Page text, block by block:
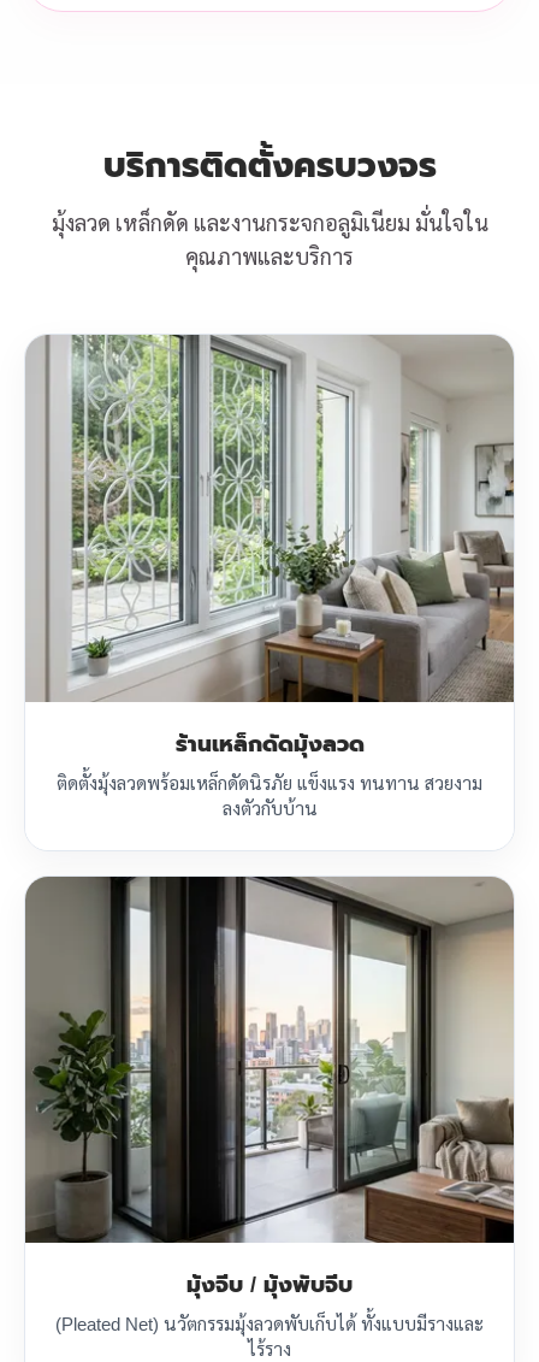
บริการติดตั้งครบวงจร
มุ้งลวด เหล็กดัด และงานกระจกอลูมิเนียม มั่นใจใน
คุณภาพและบริการ
ร้านเหล็กดัดมุ้งลวด
ติดตั้งมุ้งลวดพร้อมเหล็กดัดนิรภัย แข็งแรง ทนทาน สวยงาม
ลงตัวกับบ้าน
มุ้งจีบ / มุ้งพับจีบ
(Pleated Net) นวัตกรรมมุ้งลวดพับเก็บได้ ทั้งแบบมีรางและ
ไร้ราง